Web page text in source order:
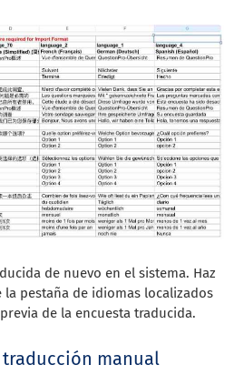
de nuevo en el sistema. Haz
la pestaña de idiomas localizados
de la encuesta traducida.
manual